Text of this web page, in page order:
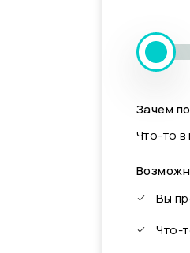
Зачем
Что-то
Вы
Что-